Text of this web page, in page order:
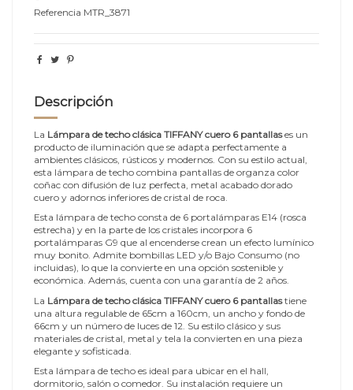
Referencia MTR_3871
Descripción
La Lámpara de techo clásica TIFFANY cuero 6 pantallases un
producto de iluminación que se adapta perfectamente a
ambientes clásicos, rústicos y modernos. Con su estilo actual,
esta lámpara de techo combina pantallas de organza color
coñac con difusión de luz perfecta, metal acabado dorado
cuero y adornos inferiores de cristal de roca.
Esta lámpara de techo consta de 6 portalámparas E14 (rosca
estrecha) y en la parte de los cristales incorpora 6
portalámparas G9 que al encenderse crean un efecto lumínico
muy bonito. Admite bombillas LED y/o Bajo Consumo (no
incluidas), lo que la convierte en una opción sostenible y
económica. Además, cuenta con una garantía de 2 años.
La Lámpara de techo clásica TIFFANY cuero 6 pantallastiene
una altura regulable de 65cm a 160cm, un ancho y fondo de
66cm y un número de luces de 12. Su estilo clásico y sus
materiales de cristal, metal y tela la convierten en una pieza
elegante y sofisticada.
Esta lámpara de techo es ideal para ubicar en el hall,
dormitorio, salón o comedor. Su instalación requiere un